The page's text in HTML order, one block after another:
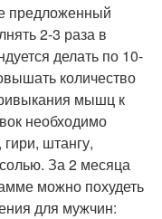
предложенный
2-3 раза в
делать по 10-
количество
мышц к
необходимо
штангу,
За 2 месяца
можно похудеть
для мужчин: